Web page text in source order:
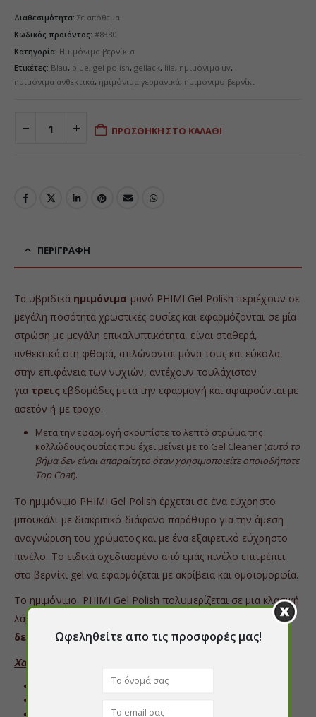
Διαθεσιμότητα: Σε απόθεμα
Κωδικός προϊόντος: #8380
Κατηγορία: Ημιμόνιμα βερνίκια
Ετικέτες: Blau, blue, gel polish, gellack, lila, ημιμόνιμα uv,
ημιμόνιμα ανθεκτικά, ημιμόνιμα γερμανικά, ημιμόνιμο βερνίκι
ΠΡΟΣΘΉΚΗ ΣΤΟ ΚΑΛΆΘΙ
ΠΕΡΙΓΡΑΦΉ
Τα υβριδικά ημιμόνιμα μανό PHIMI Gel Polish περιέχουν σε
μεγάλη ποσότητα χρωστικές ουσίες και εφαρμόζονται σε μία
στρώση με μεγάλη επικαλυπτικότητα, είναι σταθερά,
ανθεκτικά στη φθορά, απλώνονται μόνα τους και εύκολα
στην επιφάνεια των νυχιών, αντέχουν τουλάχιστον
για τρεις εβδομάδες μετά την εφαρμογή και αφαιρούνται με
ασετόν ή με τροχο.
Μετα την εφαρμογή σκουπίστε το λεπτό στρώμα της
κολλώδους ουσίας που έχει μείνει με το Gel Cleaner (αυτό το
βήμα δεν είναι απαραίτητο όταν χρησιμοποιείτε οποιοδήποτε
Top Coat).
Το ημιμόνιμο PHIMI Gel Polish έρχεται σε ένα εύχρηστο
μπουκάλι με διακριτικό διάφανο παράθυρο για την άμεση
αναγνώριση του χρώματος και με ένα εξαιρετικό εύχρηστο
πινέλο. Το ειδικά σχεδιασμένο από εμάς πινέλο επιτρέπει
στο βερνίκι gel να εφαρμόζεται με ακρίβεια και ομοιομορφία.
Το ημιμόνιμο PHIMI Gel Polish πολυμερίζεται σε μια κλασική
λάμπα UV για
δευτερόλεπτα.
Χαρακτηριστικά:
Ελάχιστη διάρκεια 3 εβδομάδων
Είναι ανθεκτικό στις γρατσουνιές και στα χτυπήματα
Ωφεληθείτε απο τις προσφορές μας!